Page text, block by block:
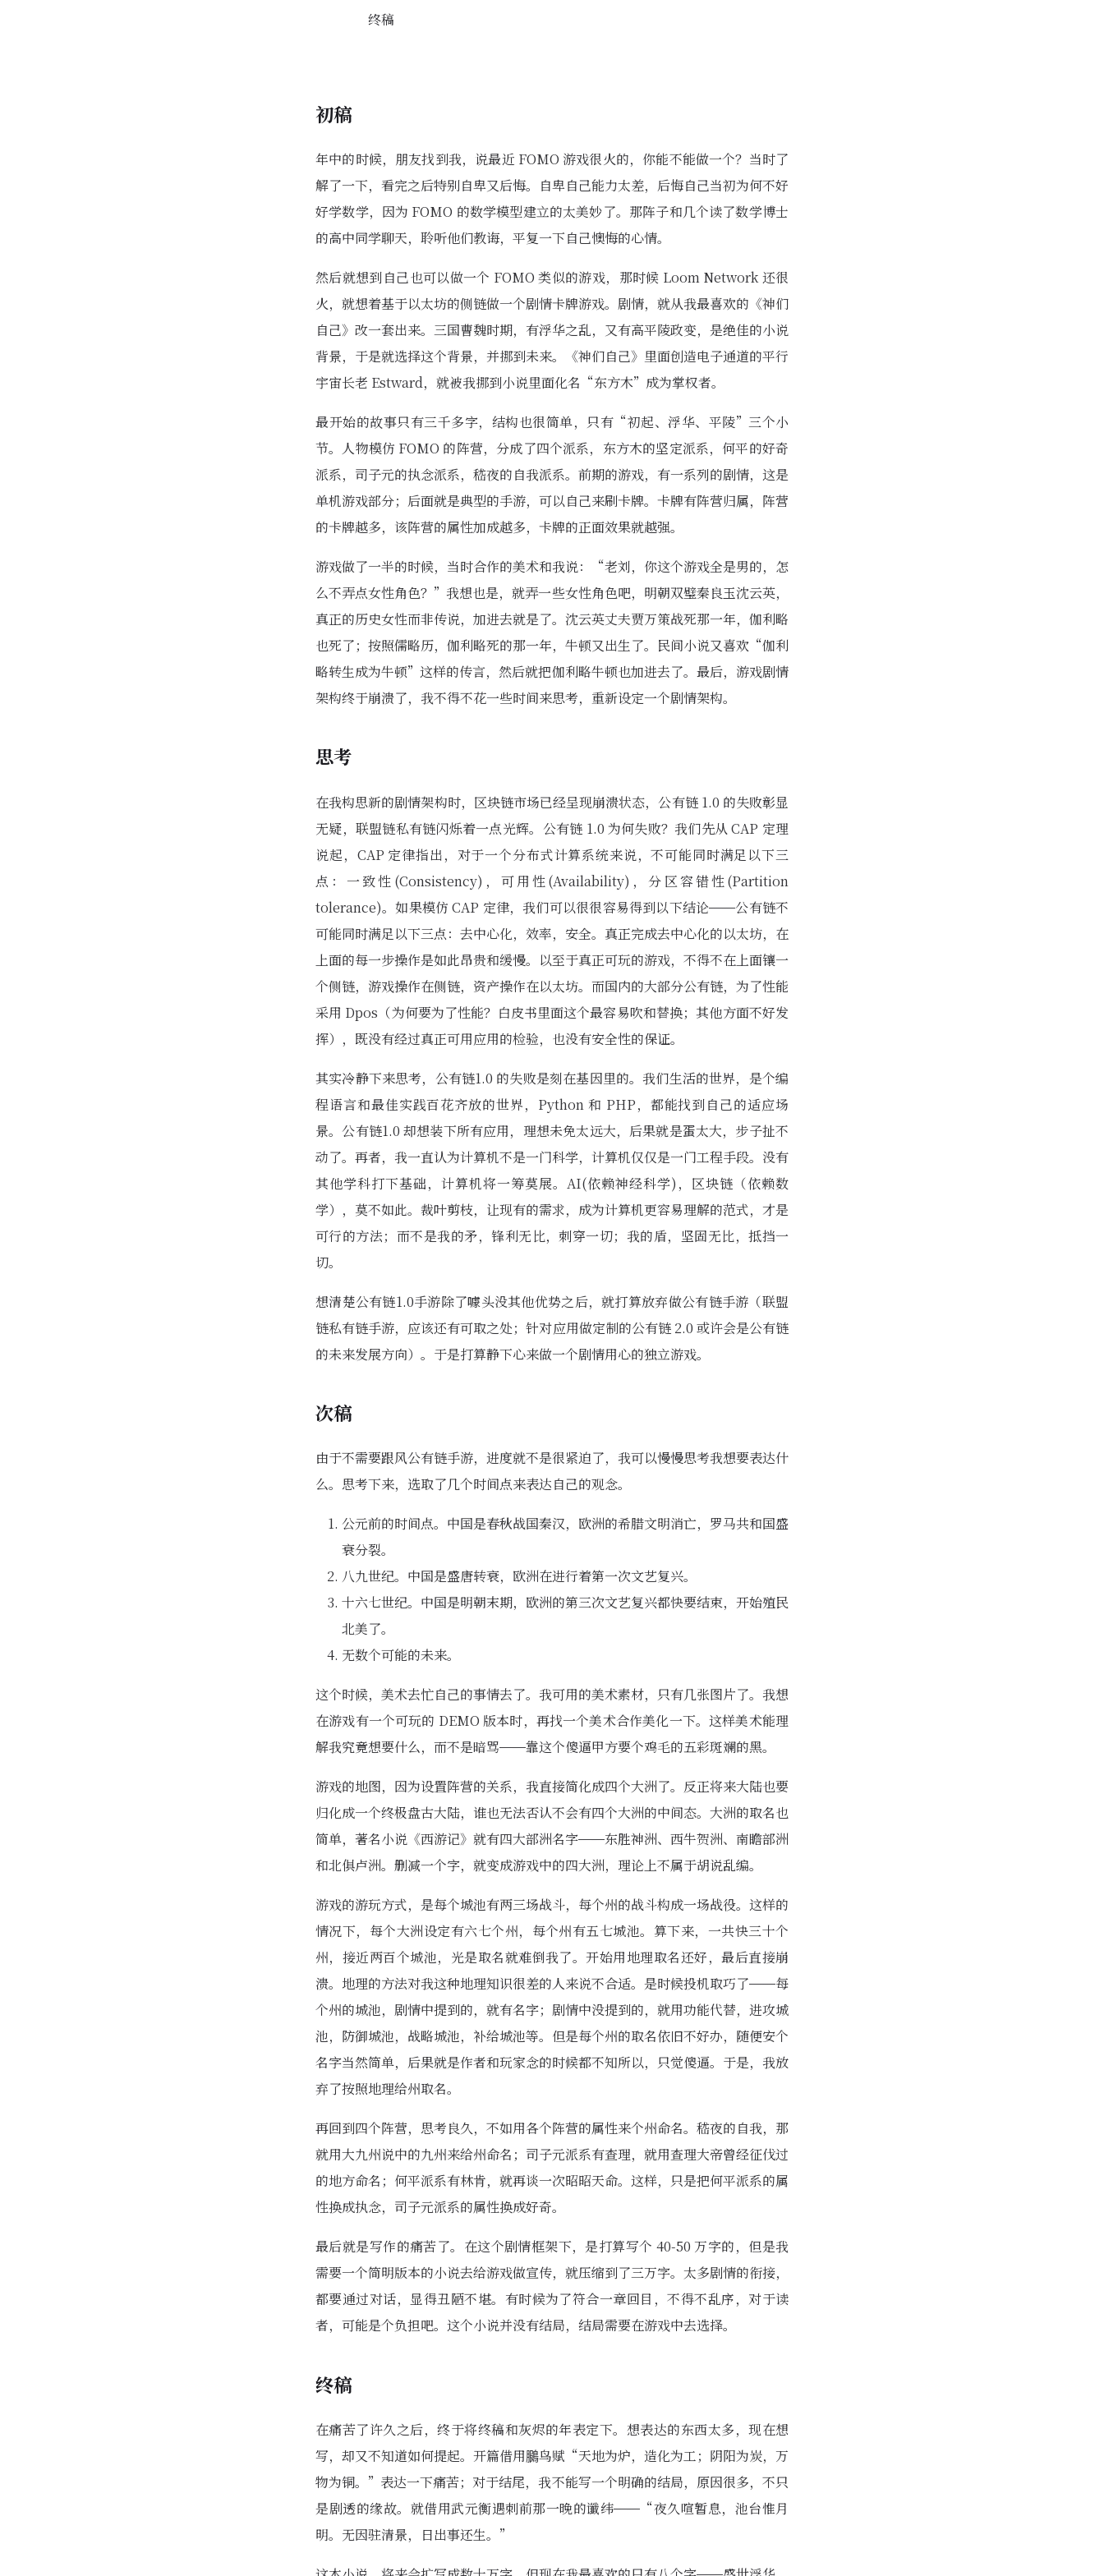
终稿
初稿
年中的时候，朋友找到我，说最近 FOMO 游戏很火的，你能不能做一个？当时了
解了一下，看完之后特别自卑又后悔。自卑自己能力太差，后悔自己当初为何不好
好学数学，因为 FOMO 的数学模型建立的太美妙了。那阵子和几个读了数学博士
的高中同学聊天，聆听他们教诲，平复一下自己懊悔的心情。
然后就想到自己也可以做一个 FOMO 类似的游戏，那时候 Loom Network 还很
火，就想着基于以太坊的侧链做一个剧情卡牌游戏。剧情，就从我最喜欢的《神们
自己》改一套出来。三国曹魏时期，有浮华之乱，又有高平陵政变，是绝佳的小说
背景，于是就选择这个背景，并挪到未来。《神们自己》里面创造电子通道的平行
宇宙长老 Estward，就被我挪到小说里面化名“东方木”成为掌权者。
最开始的故事只有三千多字，结构也很简单，只有“初起、浮华、平陵”三个小
节。人物模仿 FOMO 的阵营，分成了四个派系，东方木的坚定派系，何平的好奇
派系，司子元的执念派系，嵇夜的自我派系。前期的游戏，有一系列的剧情，这是
单机游戏部分；后面就是典型的手游，可以自己来刷卡牌。卡牌有阵营归属，阵营
的卡牌越多，该阵营的属性加成越多，卡牌的正面效果就越强。
游戏做了一半的时候，当时合作的美术和我说：“老刘，你这个游戏全是男的，怎
么不弄点女性角色？”我想也是，就弄一些女性角色吧，明朝双璧秦良玉沈云英，
真正的历史女性而非传说，加进去就是了。沈云英丈夫贾万策战死那一年，伽利略
也死了；按照儒略历，伽利略死的那一年，牛顿又出生了。民间小说又喜欢“伽利
略转生成为牛顿”这样的传言，然后就把伽利略牛顿也加进去了。最后，游戏剧情
架构终于崩溃了，我不得不花一些时间来思考，重新设定一个剧情架构。
思考
在我构思新的剧情架构时，区块链市场已经呈现崩溃状态，公有链 1.0 的失败彰显
无疑，联盟链私有链闪烁着一点光辉。公有链 1.0 为何失败？我们先从 CAP 定理
说起，CAP 定律指出，对于一个分布式计算系统来说，不可能同时满足以下三
点：一致性(Consistency)，可用性(Availability)，分区容错性(Partition
tolerance)。如果模仿 CAP 定律，我们可以很很容易得到以下结论——公有链不
可能同时满足以下三点：去中心化，效率，安全。真正完成去中心化的以太坊，在
上面的每一步操作是如此昂贵和缓慢。以至于真正可玩的游戏，不得不在上面镶一
个侧链，游戏操作在侧链，资产操作在以太坊。而国内的大部分公有链，为了性能
采用 Dpos（为何要为了性能？白皮书里面这个最容易吹和替换；其他方面不好发
挥），既没有经过真正可用应用的检验，也没有安全性的保证。
其实冷静下来思考，公有链1.0 的失败是刻在基因里的。我们生活的世界，是个编
程语言和最佳实践百花齐放的世界，Python 和 PHP，都能找到自己的适应场
景。公有链1.0 却想装下所有应用，理想未免太远大，后果就是蛋太大，步子扯不
动了。再者，我一直认为计算机不是一门科学，计算机仅仅是一门工程手段。没有
其他学科打下基础，计算机将一筹莫展。AI(依赖神经科学)，区块链（依赖数
学），莫不如此。裁叶剪枝，让现有的需求，成为计算机更容易理解的范式，才是
可行的方法；而不是我的矛，锋利无比，刺穿一切；我的盾，坚固无比，抵挡一
切。
想清楚公有链1.0手游除了噱头没其他优势之后，就打算放弃做公有链手游（联盟
链私有链手游，应该还有可取之处；针对应用做定制的公有链 2.0 或许会是公有链
的未来发展方向）。于是打算静下心来做一个剧情用心的独立游戏。
次稿
由于不需要跟风公有链手游，进度就不是很紧迫了，我可以慢慢思考我想要表达什
么。思考下来，选取了几个时间点来表达自己的观念。
公元前的时间点。中国是春秋战国秦汉，欧洲的希腊文明消亡，罗马共和国盛
衰分裂。
八九世纪。中国是盛唐转衰，欧洲在进行着第一次文艺复兴。
十六七世纪。中国是明朝末期，欧洲的第三次文艺复兴都快要结束，开始殖民
北美了。
无数个可能的未来。
这个时候，美术去忙自己的事情去了。我可用的美术素材，只有几张图片了。我想
在游戏有一个可玩的 DEMO 版本时，再找一个美术合作美化一下。这样美术能理
解我究竟想要什么，而不是暗骂——靠这个傻逼甲方要个鸡毛的五彩斑斓的黑。
游戏的地图，因为设置阵营的关系，我直接简化成四个大洲了。反正将来大陆也要
归化成一个终极盘古大陆，谁也无法否认不会有四个大洲的中间态。大洲的取名也
简单，著名小说《西游记》就有四大部洲名字——东胜神洲、西牛贺洲、南瞻部洲
和北俱卢洲。删减一个字，就变成游戏中的四大洲，理论上不属于胡说乱编。
游戏的游玩方式，是每个城池有两三场战斗，每个州的战斗构成一场战役。这样的
情况下，每个大洲设定有六七个州，每个州有五七城池。算下来，一共快三十个
州，接近两百个城池，光是取名就难倒我了。开始用地理取名还好，最后直接崩
溃。地理的方法对我这种地理知识很差的人来说不合适。是时候投机取巧了——每
个州的城池，剧情中提到的，就有名字；剧情中没提到的，就用功能代替，进攻城
池，防御城池，战略城池，补给城池等。但是每个州的取名依旧不好办，随便安个
名字当然简单，后果就是作者和玩家念的时候都不知所以，只觉傻逼。于是，我放
弃了按照地理给州取名。
再回到四个阵营，思考良久，不如用各个阵营的属性来个州命名。嵇夜的自我，那
就用大九州说中的九州来给州命名；司子元派系有查理，就用查理大帝曾经征伐过
的地方命名；何平派系有林肯，就再谈一次昭昭天命。这样，只是把何平派系的属
性换成执念，司子元派系的属性换成好奇。
最后就是写作的痛苦了。在这个剧情框架下，是打算写个 40-50 万字的，但是我
需要一个简明版本的小说去给游戏做宣传，就压缩到了三万字。太多剧情的衔接，
都要通过对话，显得丑陋不堪。有时候为了符合一章回目，不得不乱序，对于读
者，可能是个负担吧。这个小说并没有结局，结局需要在游戏中去选择。
终稿
在痛苦了许久之后，终于将终稿和灰烬的年表定下。想表达的东西太多，现在想
写，却又不知道如何提起。开篇借用鵩鸟赋“天地为炉，造化为工；阴阳为炭，万
物为铜。”表达一下痛苦；对于结尾，我不能写一个明确的结局，原因很多，不只
是剧透的缘故。就借用武元衡遇刺前那一晚的谶纬——“夜久喧暂息，池台惟月
明。无因驻清景，日出事还生。”